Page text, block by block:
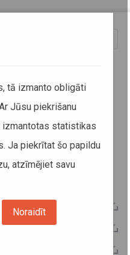
kopējo
komisijas protokols
komisijas protokols
komisijas protokols
tā izmanto obligāti
Jūsu piekrišanu
izmantotas statistikas
Ja piekrītat šo papildu
atzīmējiet savu
Noraidīt